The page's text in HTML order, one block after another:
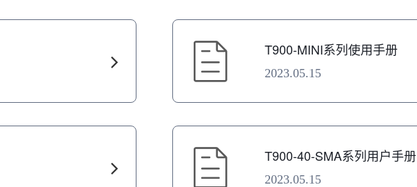
T900-MINI系列使用手册
2023.05.15
T900-40-SMA系列用户手册
2023.05.15